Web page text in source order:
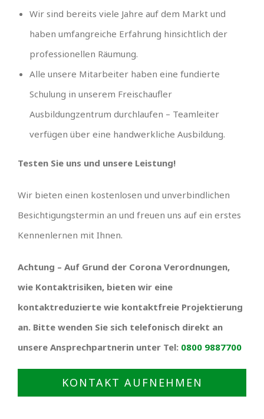
Wir sind bereits viele Jahre auf dem Markt und
haben umfangreiche Erfahrung hinsichtlich der
professionellen Räumung.
Alle unsere Mitarbeiter haben eine fundierte
Schulung in unserem Freischaufler
Ausbildungzentrum durchlaufen – Teamleiter
verfügen über eine handwerkliche Ausbildung.
Testen Sie uns und unsere Leistung!
Wir bieten einen kostenlosen und unverbindlichen
Besichtigungstermin an und freuen uns auf ein erstes
Kennenlernen mit Ihnen.
Achtung – Auf Grund der Corona Verordnungen,
wie Kontaktrisiken, bieten wir eine
kontaktreduzierte wie kontaktfreie Projektierung
an. Bitte wenden Sie sich telefonisch direkt an
unsere Ansprechpartnerin unter Tel: 0800 9887700
KONTAKT AUFNEHMEN